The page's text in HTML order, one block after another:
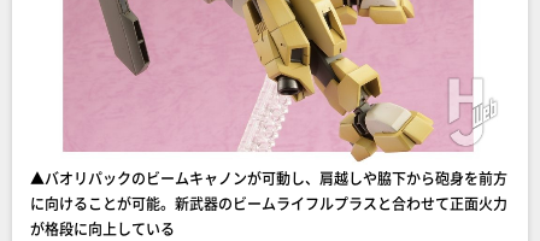
▲バオリパックのビームキャノンが可動し、肩越しや脇下から砲身を前方
に向けることが可能。新武器のビームライフルプラスと合わせて正面火力
が格段に向上している